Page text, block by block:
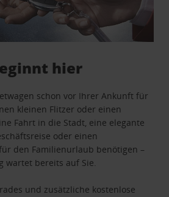
hier
schon vor Ihrer Ankunft für
kleinen Flitzer oder einen
Fahrt in die Stadt, eine elegante
oder einen
den Familienurlaub benötigen –
wartet bereits auf Sie.
und zusätzliche kostenlose